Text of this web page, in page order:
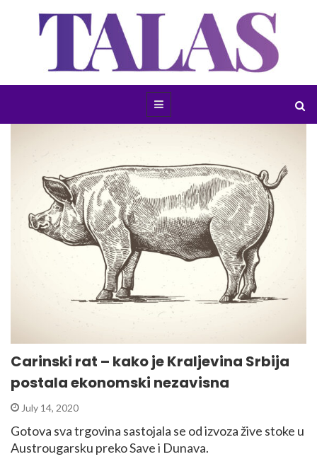
Carinski rat – kako je Kraljevina Srbija
postala ekonomski nezavisna
July 14, 2020
Gotova sva trgovina sastojala se od izvoza žive stoke u
Austrougarsku preko Save i Dunava.